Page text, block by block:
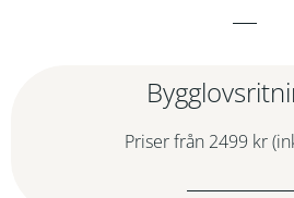
Priser från 2499 kr